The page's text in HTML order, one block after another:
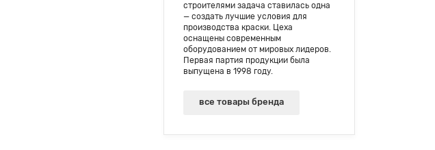
строителями задача ставилась одна
— создать лучшие условия для
производства краски. Цеха
оснащены современным
оборудованием от мировых лидеров.
Первая партия продукции была
выпущена в 1998 году.
все товары бренда